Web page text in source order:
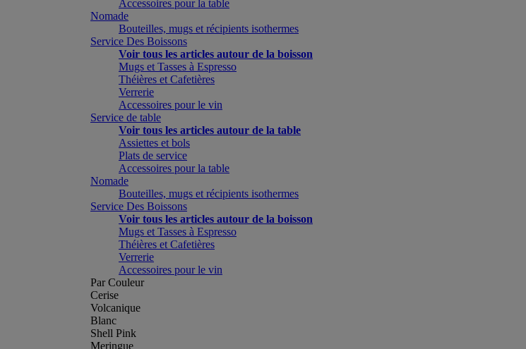
Accessoires pour la table
Nomade
Bouteilles, mugs et récipients isothermes
Service Des Boissons
Voir tous les articles autour de la boisson
Mugs et Tasses à Espresso
Théières et Cafetières
Verrerie
Accessoires pour le vin
Service de table
Voir tous les articles autour de la table
Assiettes et bols
Plats de service
Accessoires pour la table
Nomade
Bouteilles, mugs et récipients isothermes
Service Des Boissons
Voir tous les articles autour de la boisson
Mugs et Tasses à Espresso
Théières et Cafetières
Verrerie
Accessoires pour le vin
Par Couleur
Cerise
Volcanique
Blanc
Shell Pink
Meringue